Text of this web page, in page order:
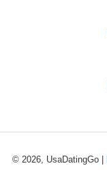
© 2026, UsaDatingGo |